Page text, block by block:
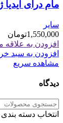
مام درای
سایر
1,550,000تومان
افزودن به علاقه
افزودن به سبد
مشاهده سریع
دیدگاه
انتخاب دسته بندی